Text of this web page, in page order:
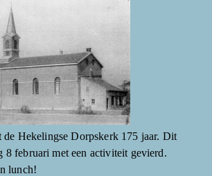
de Hekelingse Dorpskerk 175 jaar. Dit
8 februari met een activiteit gevierd.
lunch!